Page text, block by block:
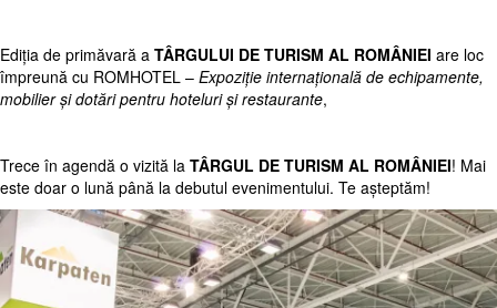
Ediția de primăvară a TÂRGULUI DE TURISM AL ROMÂNIEI are loc
împreună cu ROMHOTEL – Expoziție internațională de echipamente,
mobilier și dotări pentru hoteluri și restaurante,
Trece în agendă o vizită la TÂRGUL DE TURISM AL ROMÂNIEI! Mai
este doar o lună până la debutul evenimentului. Te așteptăm!